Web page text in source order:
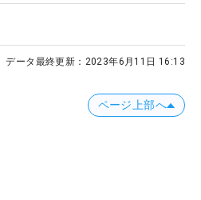
データ最終更新： 2023年6月11日 16:13
ページ上部へ